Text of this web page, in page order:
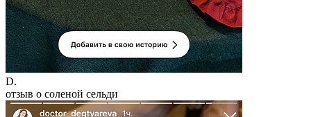
D.
отзыв о соленой сельди